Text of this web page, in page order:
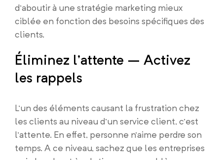
d’aboutir à une stratégie marketing mieux
ciblée en fonction des besoins spécifiques des
clients.
Éliminez l’attente – Activez
les rappels
L’un des éléments causant la frustration chez
les clients au niveau d’un service client, c’est
l’attente. En effet, personne n’aime perdre son
temps. A ce niveau, sachez que les entreprises